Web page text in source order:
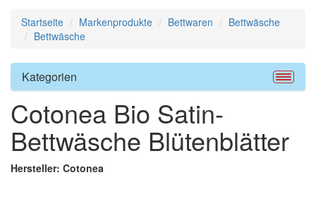
Startseite Markenprodukte Bettwaren
Bettwäsche
Bettwäsche
Kategorien
Cotonea Bio Satin-
Bettwäsche Blütenblätter
Hersteller: Cotonea